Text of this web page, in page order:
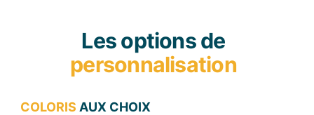
Les options de
personnalisation
COLORIS AUX CHOIX